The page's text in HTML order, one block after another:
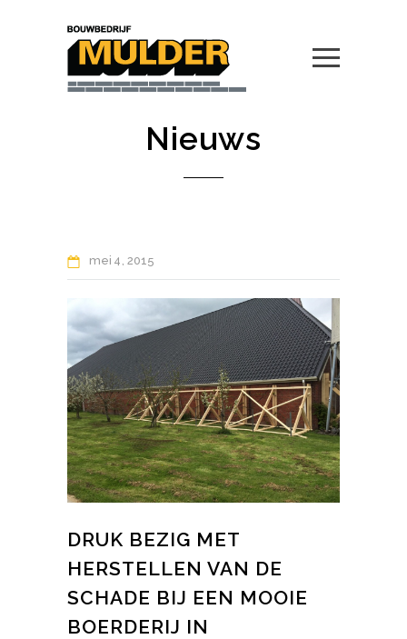
Nieuws
mei 4 2015
DRUK BEZIG MET
HERSTELLEN VAN DE
SCHADE BIJ EEN MOOIE
BOERDERIJ IN